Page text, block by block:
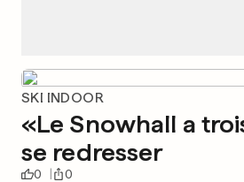
SKI INDOOR
«Le Snowhall a
se redresser
0 0